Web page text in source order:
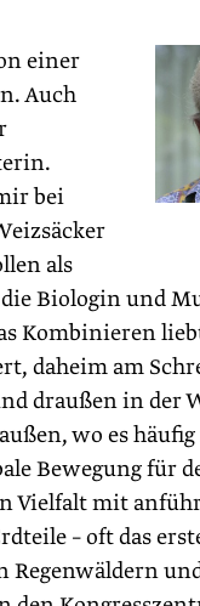
einer
Auch
bei
als
Biologin und
Kombinieren
daheim am
draußen in der
wo es
Bewegung für
Vielfalt mit
– oft das
Regenwäldern